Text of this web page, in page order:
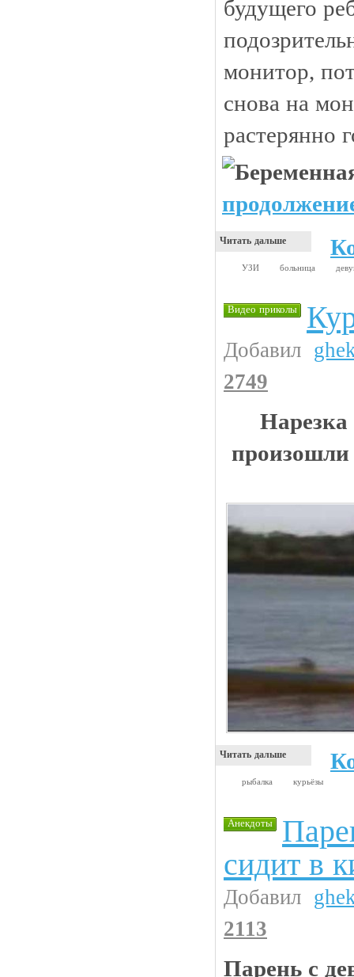
будущего
монитор,
снова на
растерянно
Читать дальше
УЗИ больница
Видео приколы
Добавил
2749
Читать дальше
рыбалка курьёзы
Анекдоты
сидит в
Добавил
2113
Парень с